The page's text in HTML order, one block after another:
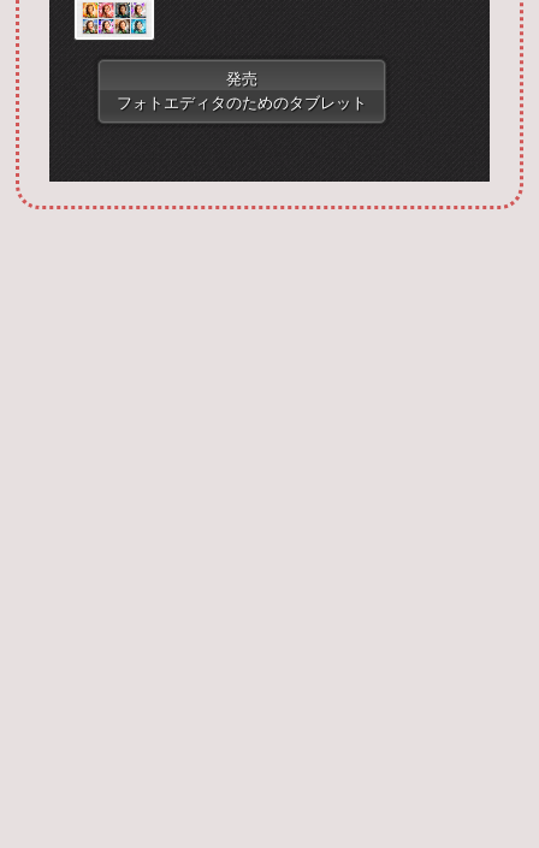
発売
フォトエディタのためのタブレット